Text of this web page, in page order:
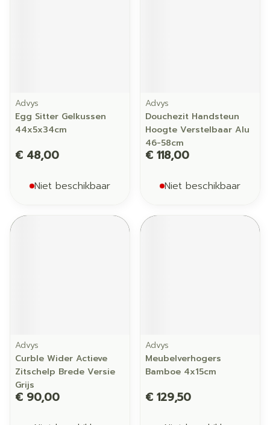
Advys
Egg Sitter Gelkussen
44x5x34cm
€ 48,00
Niet beschikbaar
Advys
Douchezit Handsteun
Hoogte Verstelbaar Alu
46-58cm
€ 118,00
Niet beschikbaar
Advys
Curble Wider Actieve
Zitschelp Brede Versie
Grijs
€ 90,00
Advys
Meubelverhogers
Bamboe 4x15cm
€ 129,50